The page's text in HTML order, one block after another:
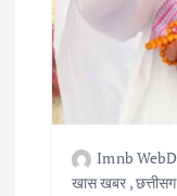
Imnb
खास खबर ,